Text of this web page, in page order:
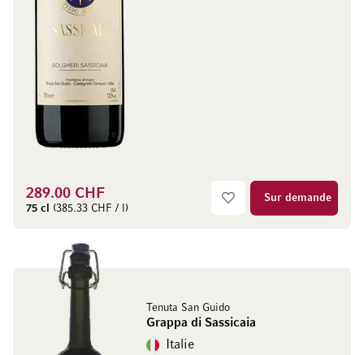
289.00 CHF
75 cl (385.33 CHF / l)
Sur demande
Tenuta San Guido
Grappa di Sassicaia
Italie